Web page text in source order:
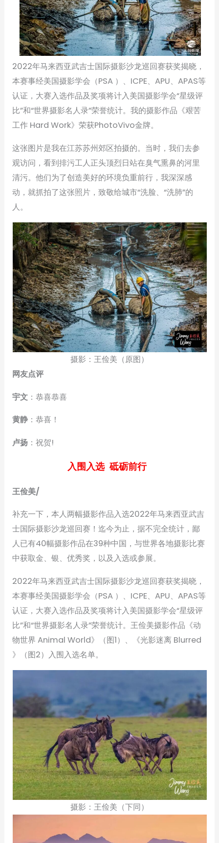
2022年马来西亚武吉士国际摄影沙龙巡回赛获奖揭晓，
本赛事经美国摄影学会（PSA ）、ICPE、APU、APAS等
认证，大赛入选作品及奖项将计入美国摄影学会“星级评
比”和“世界摄影名人录”荣誉统计。我的摄影作品《艰苦
工作 Hard Work》荣获PhotoVivo金牌。
这张图片是我在江苏苏州郊区拍摄的。当时，我们去参
观访问，看到排污工人正头顶烈日站在臭气熏鼻的河里
清污。他们为了创造美好的环境负重前行，我深深感
动，就抓拍了这张照片，致敬给城市“洗脸、“洗肺”的
人。
摄影：王俭美（原图）
网友点评
宇文 ：恭喜恭喜
黄静 ：恭喜！
卢扬 ：祝贺!
入围入选 砥砺前行
王俭美/
补充一下，本人两幅摄影作品入选2022年马来西亚武吉
士国际摄影沙龙巡回赛！迄今为止，据不完全统计，鄙
人已有40幅摄影作品在39种中国，与世界各地摄影比赛
中获取金、银、优秀奖，以及入选或参展。
2022年马来西亚武吉士国际摄影沙龙巡回赛获奖揭晓，
本赛事经美国摄影学会（PSA ）、ICPE、APU、APAS等
认证，大赛入选作品及奖项将计入美国摄影学会“星级评
比”和“世界摄影名人录”荣誉统计。王俭美摄影作品《动
物世界 Animal World》（图1）、《光影迷离 Blurred
》（图2）入围入选名单。
摄影：王俭美（下同）